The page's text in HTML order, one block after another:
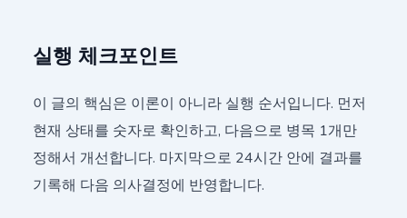
실행 체크포인트
이 글의 핵심은 이론이 아니라 실행 순서입니다. 먼저
현재 상태를 숫자로 확인하고, 다음으로 병목 1개만
정해서 개선합니다. 마지막으로 24시간 안에 결과를
기록해 다음 의사결정에 반영합니다.